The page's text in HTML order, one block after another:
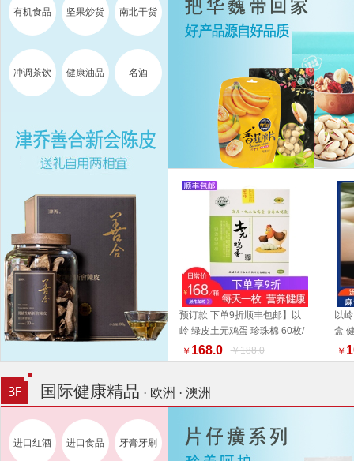
有机食品 坚果炒货 南北干货
冲调茶饮 健康油品 名酒
预订款 下单9折顺丰包邮】以
岭 绿皮土元鸡蛋 珍珠棉 60枚/
箱【收到货之后尽快至冰箱贮
存】福利组合 好物推荐礼盒推
￥ 168.0 ￥188.0
以
盒
好
￥
国际健康精品 · 欧洲 · 澳洲
进口红酒 进口食品 牙膏牙刷